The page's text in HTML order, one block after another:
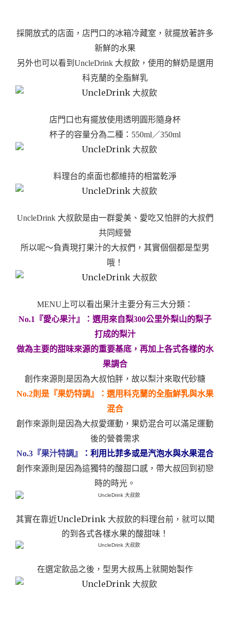
採開放式的店面，店門口的冰箱冷藏室，就擺放著許多
新鮮的水果
另外也可以看到UncleDrink 大叔飲，使用的鮮奶是選用
科克蘭的全脂鮮乳
店門口也有擺放使用透明圓形隨身杯
杯子的容量分為二種：550ml／350ml
料理台的桌面也都維持的相當乾淨
UncleDrink 大叔飲是由一群愛美、愛吃又怕胖的大叔們
共同經營
所以呢～負責現打果汁的大叔們，其實個個都是型男
哦！
MENU上可以看出果汁主要分有三大分類：
No.1『愛心果汁』：選用來自梨300公里外梨山的梨子
打成的梨汁
做為主要的甜味來源的重要基底，再加上各式各樣的水
果調合
創作來源則是因為大叔怕胖，故以梨汁來取代砂糖
No.2則是『果奶特調』：選用科克蘭的全脂鮮乳與水果
混合
創作來源則是因為大叔愛運動，果奶混合可以滿足運動
後的營養需求
No.3『果汁特調』
：利用比菲多或是汽泡水與水果混合
創作來源則是因為這獨特的酸甜口感，帶大叔回到初戀
時的時光。
其實在靠近UncleDrink 大叔飲的料理台前，就可以聞
的到各式各樣水果的酸甜味！
在選定飲品之後，型男大叔馬上就開始製作